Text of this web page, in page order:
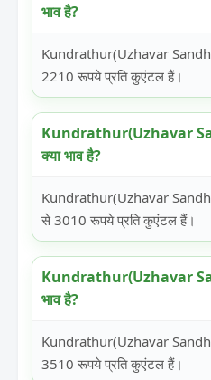
भाव है?
Kundrathur(Uzhavar
2210 रूपये प्रति कुएंटल हैं।
Kundrathur(Uzhavar
क्या भाव है?
Kundrathur(Uzhavar
से 3010 रूपये प्रति कुएंटल हैं।
Kundrathur(Uzhavar
भाव है?
Kundrathur(Uzhavar
3510 रूपये प्रति कुएंटल हैं।